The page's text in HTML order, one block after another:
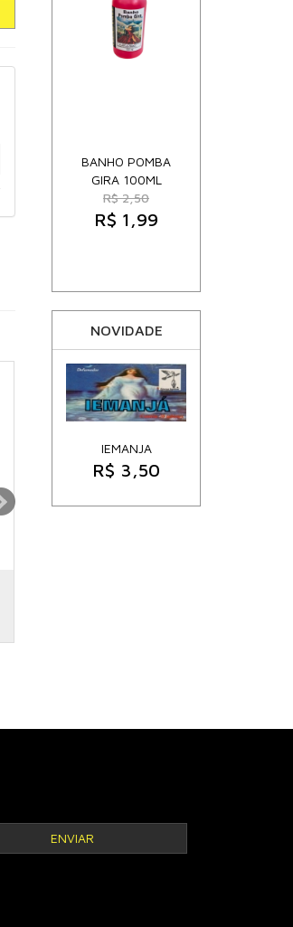
BANHO POMBA
GIRA 100ML
R$ 2,50
R$ 1,99
NOVIDADE
IEMANJA
R$ 3,50